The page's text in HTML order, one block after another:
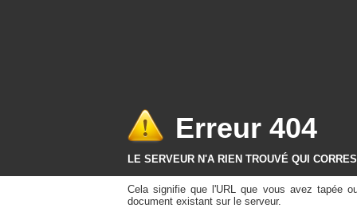
Erreur 404
LE SERVEUR N'A RIEN TROUVÉ QUI
Cela signifie que l'URL que vous avez tapée
document existant sur le serveur.